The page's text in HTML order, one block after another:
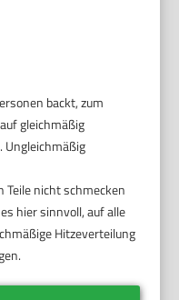
backt, zum
gleichmäßig
Ungleichmäßig
nicht schmecken
hier sinnvoll, auf alle
Hitzeverteilung